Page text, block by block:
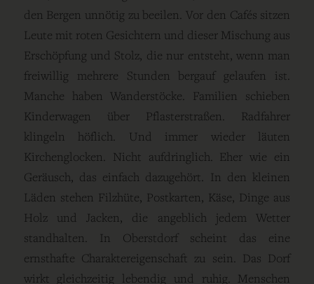
den Bergen unnötig zu beeilen. Vor den Cafés sitzen
Leute mit roten Gesichtern und dieser Mischung aus
Erschöpfung und Stolz, die nur entsteht, wenn man
freiwillig mehrere Stunden bergauf gelaufen ist.
Manche haben Wanderstöcke. Familien schieben
Kinderwagen über Pflasterstraßen. Radfahrer
klingeln höflich. Und immer wieder läuten
Kirchenglocken. Nicht aufdringlich. Eher wie ein
Geräusch, das einfach dazugehört. In den kleinen
Läden stehen Filzhüte, Postkarten, Käse, Dinge aus
Holz und Jacken, die angeblich jedem Wetter
standhalten. In Oberstdorf scheint das eine
ernsthafte Charaktereigenschaft zu sein. Das Dorf
wirkt gleichzeitig lebendig und ruhig. Menschen